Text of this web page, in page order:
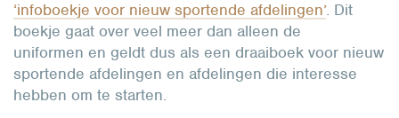
‘infoboekje voor nieuw sportende afdelingen’. Dit
boekje gaat over veel meer dan alleen de
uniformen en geldt dus als een draaiboek voor nieuw
sportende afdelingen en afdelingen die interesse
hebben om te starten.